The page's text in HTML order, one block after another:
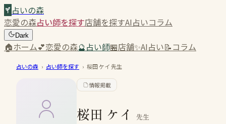
占いの森
恋愛の森占い師を探す店舗を探すAI占いコラム
Dark
🏠ホーム💕恋愛の森🔮占い師🏪店舗✨AI占い📝コラム
占いの森 › 占い師を探す › 桜田 ケイ先生
情報掲載
桜田 ケイ 先生